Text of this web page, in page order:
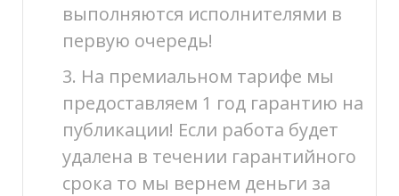
выполняются исполнителями в
первую очередь!
3. На премиальном тарифе мы
предоставляем 1 год гарантию на
публикации! Если работа будет
удалена в течении гарантийного
срока то мы вернем деньги за